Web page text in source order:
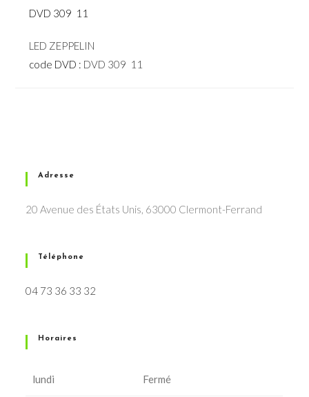
DVD 309  11
LED ZEPPELIN
code DVD : DVD 309  11
Adresse
20 Avenue des États Unis, 63000 Clermont-Ferrand
Téléphone
04 73 36 33 32
Horaires
lundi Fermé